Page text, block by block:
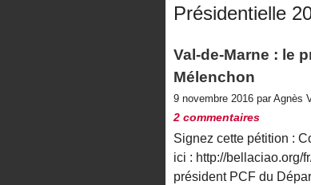
Présidentielle
Val-de-Marne : le
Mélenchon
9 novembre 2016 par Agnès
2 commentaires
Signez cette pétition :
ici : http://bellaciao.org/
président PCF du